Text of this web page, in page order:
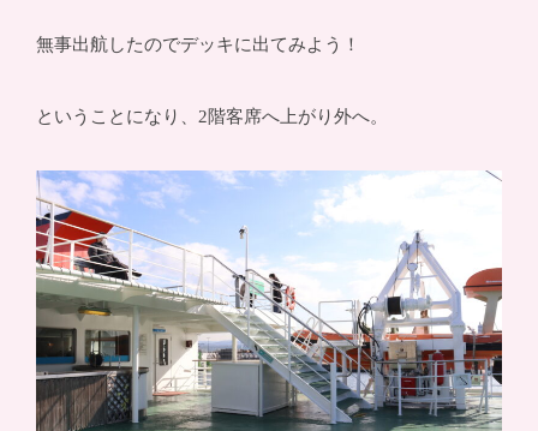
無事出航したのでデッキに出てみよう！
ということになり、2階客席へ上がり外へ。